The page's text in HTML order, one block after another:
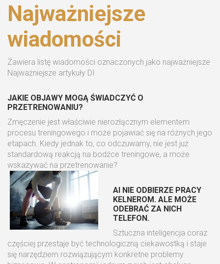
Najważniejsze
wiadomości
Zawiera listę wiadomości oznaczonych jako najważniejsze
Najważniejsze artykuły DI
JAKIE OBJAWY MOGĄ ŚWIADCZYĆ O
PRZETRENOWANIU?
Zmęczenie jest właściwie nierozłącznym elementem
procesu treningowego i może pojawiać się na różnych jego
etapach. Kiedy jednak to, co odczuwamy, nie jest już
standardową reakcją na bodźce treningowe, a może
wskazywać na przetrenowanie?
AI NIE ODBIERZE PRACY
KELNEROM. ALE MOŻE
ODEBRAĆ ZA NICH
TELEFON.
Sztuczna inteligencja coraz
częściej przestaje być technologiczną ciekawostką i staje
się narzędziem rozwiązującym konkretne problemy